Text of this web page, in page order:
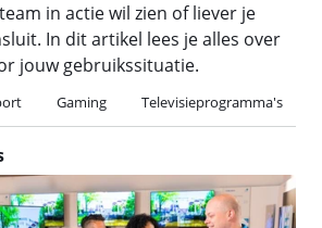
in actie wil zien of liever je
In dit artikel lees je alles over
jouw gebruikssituatie.
Gaming Televisieprogramma's